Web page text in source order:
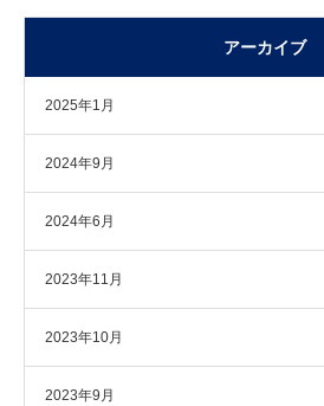
アーカイブ
2025年1月
2024年9月
2024年6月
2023年11月
2023年10月
2023年9月